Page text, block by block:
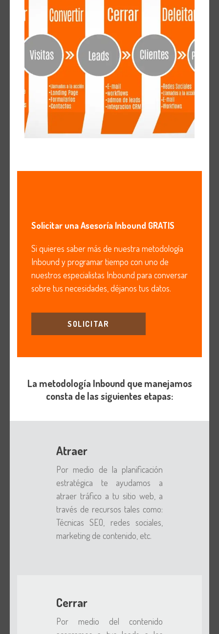
Solicitar una Asesoría Inbound GRATIS
Si quieres saber más de nuestra metodología
Inbound y programar tiempo con uno de
nuestros especialistas Inbound para conversar
sobre tus necesidades, déjanos tus datos.
SOLICITAR
La metodología Inbound que manejamos
consta de las siguientes etapas:
Atraer
Por medio de la planificación
estratégica te ayudamos a
atraer tráfico a tu sitio web, a
través de recursos tales como:
Técnicas SEO, redes sociales,
marketing de contenido, etc.
Cerrar
Por medio del contenido